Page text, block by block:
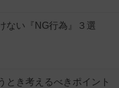
ない『NG行為』３選
とき考えるべきポイント